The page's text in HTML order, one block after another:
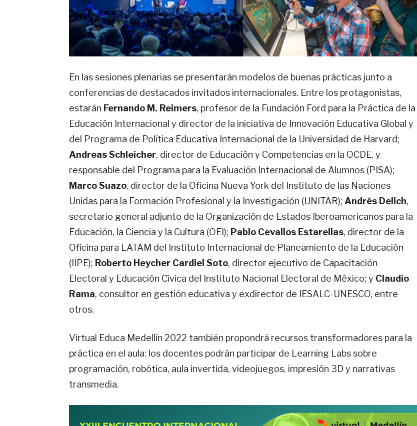
En las sesiones plenarias se presentarán modelos de buenas prácticas junto a
conferencias de destacados invitados internacionales. Entre los protagonistas,
estarán Fernando M. Reimers, profesor de la Fundación Ford para la Práctica de la
Educación Internacional y director de la iniciativa de Innovación Educativa Global y
del Programa de Política Educativa Internacional de la Universidad de Harvard;
Andreas Schleicher, director de Educación y Competencias en la OCDE, y
responsable del Programa para la Evaluación Internacional de Alumnos (PISA);
Marco Suazo, director de la Oficina Nueva York del Instituto de las Naciones
Unidas para la Formación Profesional y la Investigación (UNITAR); Andrés Delich,
secretario general adjunto de la Organización de Estados Iberoamericanos para la
Educación, la Ciencia y la Cultura (OEI); Pablo Cevallos Estarellas, director de la
Oficina para LATAM del Instituto Internacional de Planeamiento de la Educación
(IIPE); Roberto Heycher Cardiel Soto, director ejecutivo de Capacitación
Electoral y Educación Cívica del Instituto Nacional Electoral de México; y Claudio
Rama, consultor en gestión educativa y exdirector de IESALC-UNESCO, entre
otros.
Virtual Educa Medellín 2022 también propondrá recursos transformadores para la
práctica en el aula: los docentes podrán participar de Learning Labs sobre
programación, robótica, aula invertida, videojuegos, impresión 3D y narrativas
transmedia.